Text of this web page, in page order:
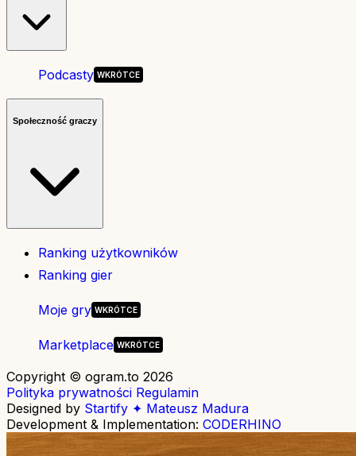
Podcasty
Społeczność graczy
Ranking użytkowników
Ranking gier
Moje gry
Marketplace
Copyright © ogram.to 2026
Polityka prywatności Regulamin
Designed by Startify ✦ Mateusz Madura
Development & Implementation: CODERHINO